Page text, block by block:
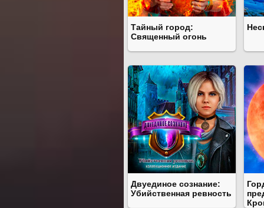
Тайный город:
Священный огонь
Двуединое сознание:
Убийственная ревность